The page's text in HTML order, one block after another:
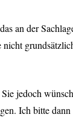
an der
nicht
jedoch
Ich bitte